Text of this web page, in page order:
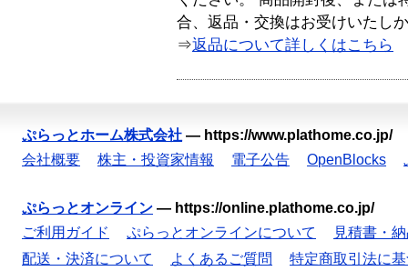
合、返品・交換はお受けいたし
⇒返品について詳しくはこちら
ぷらっとホーム株式会社 — https://www.plathome.co.jp/
会社概要
株主・投資家情報 電子公告 OpenBlocks
ぷらっとオンライン — https://online.plathome.co.jp/
ご利用ガイド
ぷらっとオンラインについて
見積書・
配送・決済について
よくあるご質問
特定商取引法に